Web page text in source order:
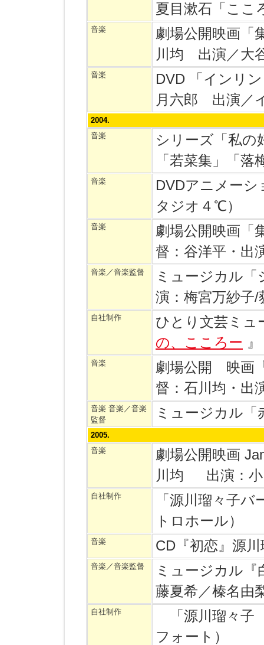
夏目漱石「ここ
音楽
劇場公開映画
川均 出演／大
音楽
DVD 「インリ
月六郎 出演／
2004.
音楽
シリーズ「私
「若菜集」「
音楽
DVDアニメーシ
タジオ４℃）
音楽
劇場公開映画「
督：谷洋平・出
音楽／音楽監督
ミュージカル
演：梅宮万紗子
自社制作
ひとり文芸ミュ
の、こころー
音楽
劇場公開 映画
督：石川均・出
音楽 音楽／音楽
監督
ミュージカル「
2005.
音楽
劇場公開映画
川均 出演：小
自社制作
「源川瑠々子
トロホール）
音楽 CD『初恋』源
音楽／音楽監督
ミュージカル
藤夏希／榛名由
自社制作
「源川瑠々子
フォート）